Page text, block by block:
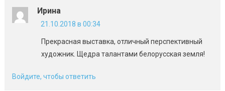
Ирина
21.10.2018 в 00:34
Прекрасная выставка, отличный перспективный
художник. Щедра талантами белорусская земля!
Войдите, чтобы ответить